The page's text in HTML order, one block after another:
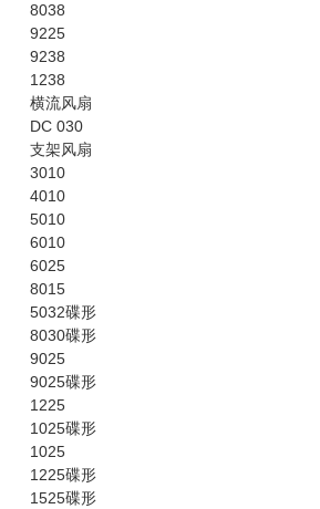
8038
9225
9238
1238
横流风扇
DC 030
支架风扇
3010
4010
5010
6010
6025
8015
5032碟形
8030碟形
9025
9025碟形
1225
1025碟形
1025
1225碟形
1525碟形